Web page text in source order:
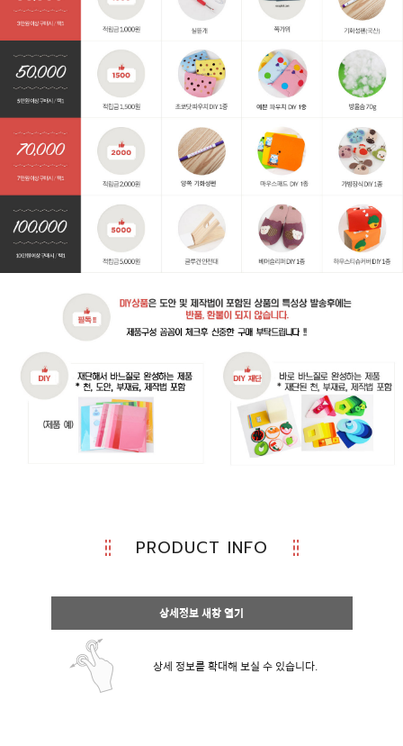
PRODUCT INFO
상세정보 새창 열기
상세 정보를 확대해 보실 수 있습니다.